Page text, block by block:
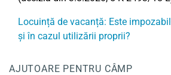
Locuință de vacanță: Este
și în cazul utilizării proprii?
AJUTOARE PENTRU CÂMP